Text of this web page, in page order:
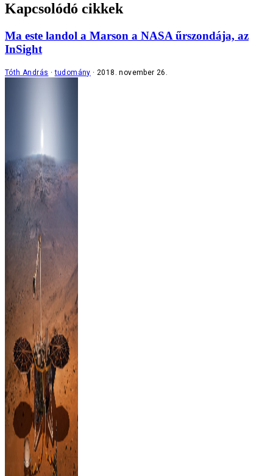
Kapcsolódó cikkek
Ma este landol a Marson a NASA űrszondája, az
InSight
Tóth András tudomány 2018. november 26.